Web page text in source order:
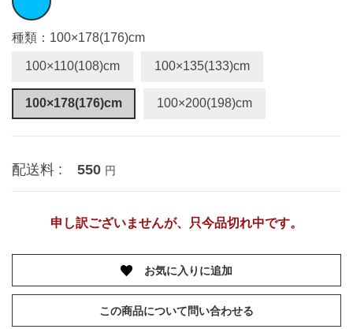
種類：100×178(176)cm
100×110(108)cm 100×135(133)cm
100×178(176)cm 100×200(198)cm
配送料 : 550 円
申し訳ございませんが、只今品切れ中です。
お気に入りに追加
この商品について問い合わせる